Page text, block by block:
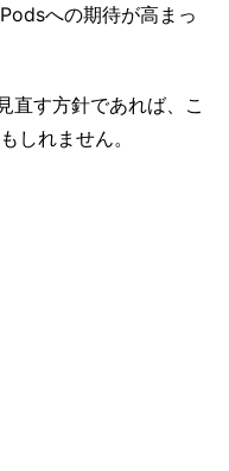
への期待が高まっ
直す方針であれば、こ
しれません。